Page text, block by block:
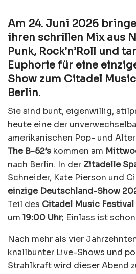
Am 24. Juni 2026
ihren schrillen Mix aus
Punk, Rock’n’Roll und
Euphorie für eine
Show zum Citadel
Berlin.
Sie sind bunt, eigenwillig,
heute eine der
amerikanischen Pop- und
The B-52’s kommen am
nach Berlin. In der Zitadelle
Schneider, Kate Pierson und
einzige Deutschland-Show
Teil des Citadel Music
um 19:00 Uhr; Einlass ist schon
Nach mehr als vier
knallbunter Live-Shows und
Strahlkraft wird dieser Abend